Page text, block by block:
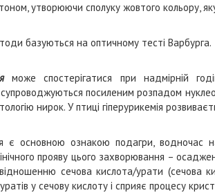
утворюючи сполуку жовтого кольору,
базуються на оптичному тесті Варбурга.
може спостерігатися при надмірній
посиленим розпадом
нирок. У птиці гіперурикемія
є основною ознакою подагри, водночас
прояву цього захворювання –
сечова кислота/урати
у сечову кислоту і сприяє процесу